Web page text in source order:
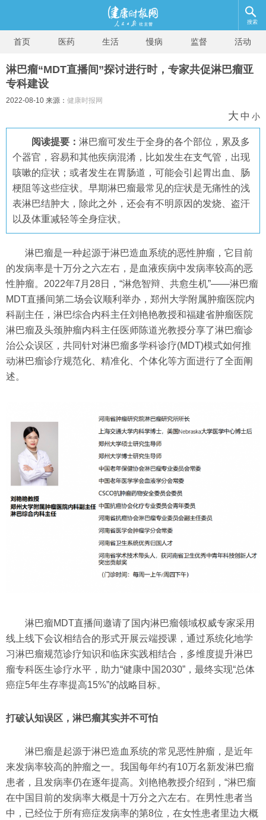
搜索
首页 医药 生活 慢病 监督 活动
淋巴瘤“MDT直播间”探讨进行时，专家共促淋巴瘤亚
专科建设
2022-08-10 来源： 健康时报网
大 中 小
阅读提要： 淋巴瘤可发生于全身的各个部位，累及多
个器官，容易和其他疾病混淆，比如发生在支气管，出现
咳嗽的症状；或者发生在胃肠道，可能会引起胃出血、肠
梗阻等这些症状。早期淋巴瘤最常见的症状是无痛性的浅
表淋巴结肿大，除此之外，还会有不明原因的发烧、盗汗
以及体重减轻等全身症状。
淋巴瘤是一种起源于淋巴造血系统的恶性肿瘤，它目前
的发病率是十万分之六左右，是血液疾病中发病率较高的恶
性肿瘤。2022年7月28日，“淋危智辩、共愈生机”——淋巴瘤
MDT直播间第二场会议顺利举办，郑州大学附属肿瘤医院内
科副主任，淋巴综合内科主任刘艳艳教授和福建省肿瘤医院
淋巴瘤及头颈肿瘤内科主任医师陈道光教授分享了淋巴瘤诊
治公众误区，共同针对淋巴瘤多学科诊疗(MDT)模式如何推
动淋巴瘤诊疗规范化、精准化、个体化等方面进行了全面阐
述。
淋巴瘤MDT直播间邀请了国内淋巴瘤领域权威专家采用
线上线下会议相结合的形式开展云端授课，通过系统化地学
习淋巴瘤规范诊疗知识和临床实践相结合，多维度提升淋巴
瘤专科医生诊疗水平，助力“健康中国2030”，最终实现“总体
癌症5年生存率提高15%”的战略目标。
打破认知误区，淋巴瘤其实并不可怕
淋巴瘤是起源于淋巴造血系统的常见恶性肿瘤，是近年
来发病率较高的肿瘤之一。我国每年约有10万名新发淋巴瘤
患者，且发病率仍在逐年提高。刘艳艳教授介绍到，“淋巴瘤
在中国目前的发病率大概是十万分之六左右。在男性患者当
中，已经位于所有癌症发病率的第8位，在女性患者里边大概